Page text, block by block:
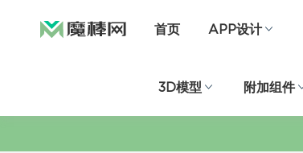
首页 APP设计
3D模型 附加组件